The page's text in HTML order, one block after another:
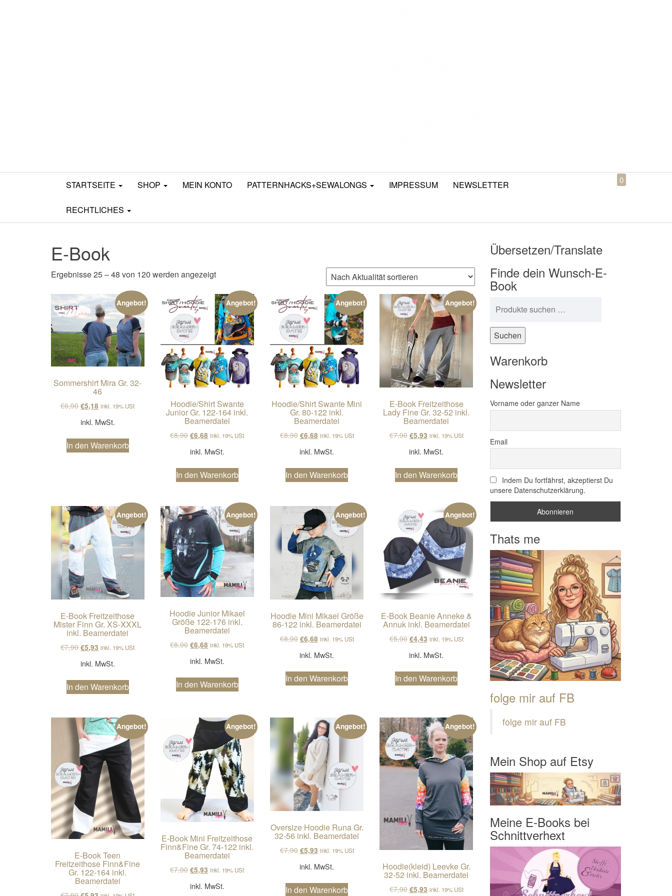
Mamili1910
STARTSEITE SHOP MEIN KONTO PATTERNHACKS+SEWALONGS IMPRESSUM NEWSLETTER
RECHTLICHES
0
E-Book
Ergebnisse 25 – 48 von 120 werden angezeigtNach Aktualität sortiert
Angebot!
Sommershirt Mira Gr. 32-
46
€6,90Ursprünglicher Preis war: €6,90
€5,18 Aktueller Preis ist: €5,18.
inkl. 19% USt
inkl. MwSt.
In den Warenkorb
Angebot!
Hoodie/Shirt Swante
Junior Gr. 122-164 inkl.
Beamerdatei
€8,90Ursprünglicher Preis war: €8,90
€6,68 Aktueller Preis ist: €6,68.
inkl. 19% USt
inkl. MwSt.
In den Warenkorb
Angebot!
Hoodie/Shirt Swante Mini
Gr. 80-122 inkl.
Beamerdatei
€8,90 Ursprünglicher Preis war: €8,90
€6,68Aktueller Preis ist: €6,68.
inkl. 19% USt
inkl. MwSt.
In den Warenkorb
Angebot!
E-Book Freitzeithose
Lady Fine Gr. 32-52 inkl.
Beamerdatei
€7,90 Ursprünglicher Preis war: €7,90
€5,93Aktueller Preis ist: €5,93.
inkl. 19% USt
inkl. MwSt.
In den Warenkorb
Angebot!
E-Book Freitzeithose
Mister Finn Gr. XS-XXXL
inkl. Beamerdatei
€7,90Ursprünglicher Preis war: €7,90
€5,93 Aktueller Preis ist: €5,93.
inkl. 19% USt
inkl. MwSt.
In den Warenkorb
Angebot!
Hoodie Junior Mikael
Größe 122-176 inkl.
Beamerdatei
€8,90Ursprünglicher Preis war: €8,90
€6,68 Aktueller Preis ist: €6,68.
inkl. 19% USt
inkl. MwSt.
In den Warenkorb
Angebot!
Hoodie Mini Mikael Größe
86-122 inkl. Beamerdatei
€8,90 Ursprünglicher Preis war: €8,90
€6,68Aktueller Preis ist: €6,68.
inkl. 19% USt
inkl. MwSt.
In den Warenkorb
Angebot!
E-Book Beanie Anneke &
Annuk inkl. Beamerdatei
€5,90 Ursprünglicher Preis war: €5,90
€4,43Aktueller Preis ist: €4,43.
inkl. 19% USt
inkl. MwSt.
In den Warenkorb
Angebot!
E-Book Teen
Freitzeithose Finn&Fine
Gr. 122-164 inkl.
Beamerdatei
Angebot!
E-Book Mini Freitzeithose
Finn&Fine Gr. 74-122 inkl.
Beamerdatei
€7,90Ursprünglicher Preis war: €7,90
€5,93 Aktueller Preis ist: €5,93.
inkl. 19% USt
inkl. MwSt.
Angebot!
Oversize Hoodie Runa Gr.
32-56 inkl. Beamerdatei
€7,90 Ursprünglicher Preis war: €7,90
€5,93Aktueller Preis ist: €5,93.
inkl. 19% USt
inkl. MwSt.
In den Warenkorb
Angebot!
Hoodie(kleid) Leevke Gr.
32-52 inkl. Beamerdatei
€7,90 Ursprünglicher Preis war: €7,90
€5,93Aktueller Preis ist: €5,93.
inkl. 19% USt
Übersetzen/Translate
Finde dein Wunsch-E-
Book
Suchen
Warenkorb
Newsletter
Vorname oder ganzer Name
Email
Indem Du fortfährst, akzeptierst Du
unsere Datenschutzerklärung.
Thats me
folge mir auf FB
folge mir auf FB
Mein Shop auf Etsy
Meine E-Books bei
Schnittverhext